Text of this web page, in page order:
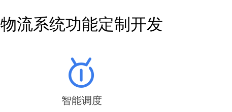
物流系统功能定制开发
智能调度